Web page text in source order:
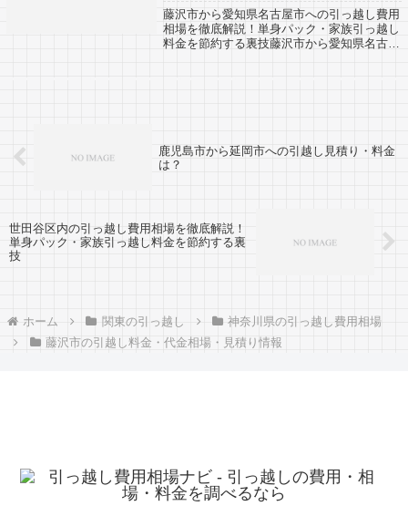
技
藤沢市から愛知県名古屋市への引っ越し費用
相場を徹底解説！単身パック・家族引っ越し
料金を節約する裏技藤沢市から愛知県名古屋
鹿児島市から延岡市への引越し見積り・料金
は？
世田谷区内の引っ越し費用相場を徹底解説！
単身パック・家族引っ越し料金を節約する裏
技
ホーム 関東の引っ越し
神奈川県の引っ越し費用相場
藤沢市の引越し料金・代金相場・見積り情報